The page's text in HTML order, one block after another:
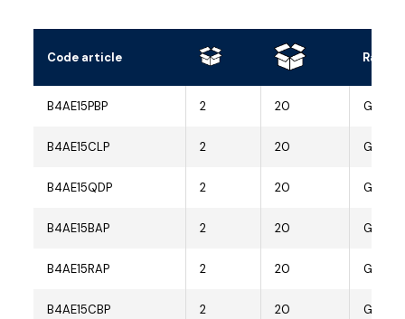
Code article
B4AE15PBP 2 20 G 1/2 M
B4AE15CLP 2 20 G 1/2 M
B4AE15QDP 2 20 G 1/2 M
B4AE15BAP 2 20 G 1/2 M
B4AE15RAP 2 20 G 1/2 M
B4AE15CBP 2 20 G 1/2 M